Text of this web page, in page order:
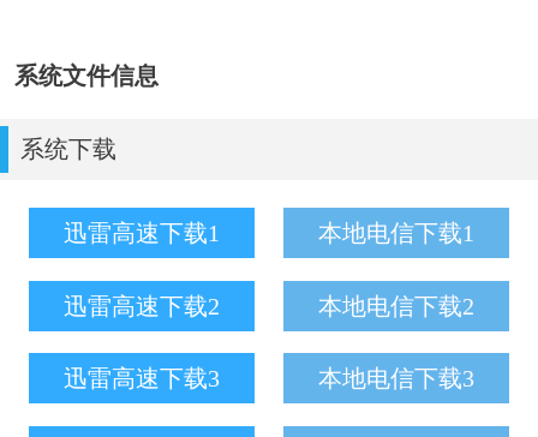
系统文件信息
系统下载
迅雷高速下载1
迅雷高速下载2
迅雷高速下载3
本地电信下载1
本地电信下载2
本地电信下载3